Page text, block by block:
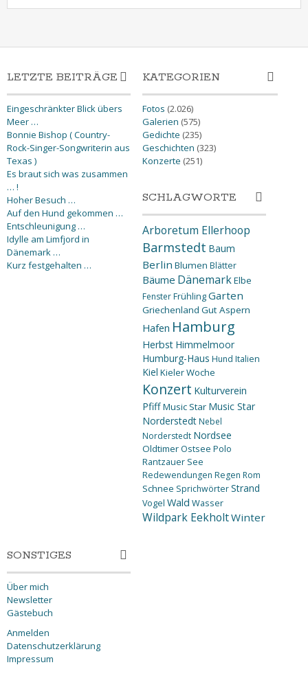
LETZTE BEITRÄGE
Eingeschränkter Blick übers
Meer …
Bonnie Bishop ( Country-
Rock-Singer-Songwriterin aus
Texas )
Es braut sich was zusammen
… !
Hoher Besuch …
Auf den Hund gekommen …
Entschleunigung …
Idylle am Limfjord in
Dänemark …
Kurz festgehalten …
KATEGORIEN
Fotos (2.026)
Galerien (575)
Gedichte (235)
Geschichten (323)
Konzerte (251)
SCHLAGWORTE
Arboretum Ellerhoop
Barmstedt Baum
Berlin Blumen Blätter
Bäume DänemarkElbe
FensterFrühlingGarten
Griechenland Gut Aspern
Hafen Hamburg
Herbst Himmelmoor
Humburg-Haus Hund Italien
Kiel Kieler Woche
Konzert Kulturverein
PfiffMusic Star Music Star
Norderstedt Nebel
Norderstedt Nordsee
OldtimerOstsee Polo
Rantzauer See
Redewendungen Regen Rom
Schnee SprichwörterStrand
Vogel Wald Wasser
Wildpark EekholtWinter
SONSTIGES
Über mich
Newsletter
Gästebuch
Anmelden
Datenschutzerklärung
Impressum